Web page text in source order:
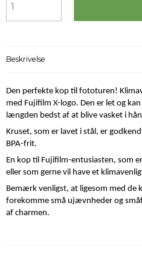
Beskrivelse
Den perfekte kop til fototuren!
med Fujifilm X-logo. Den er let og
længden bedst af at blive vasket i
Kruset, som er lavet i stål, er
BPA-frit.
En kop til Fujifilm-entusiasten, som
eller som gerne vil have et
Bemærk venligst, at ligesom med de
forekomme små ujævnheder og
af charmen.